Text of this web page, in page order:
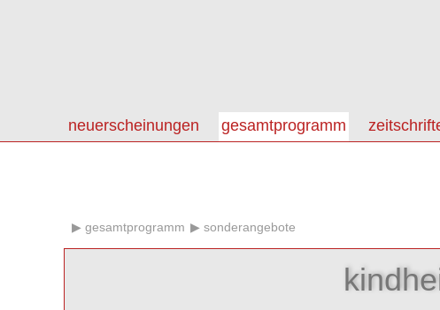
neuerscheinungen gesamtprogramm
gesamtprogramm sonderangebote